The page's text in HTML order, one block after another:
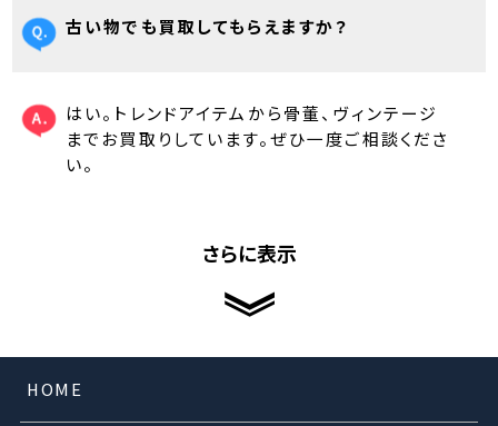
古い物でも買取してもらえますか？
はい。トレンドアイテムから骨董、ヴィンテージ
までお買取りしています。ぜひ一度ご相談くださ
い。
さらに表示
HOME